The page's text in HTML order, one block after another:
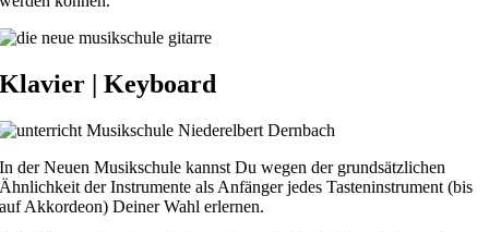
Klavier | Keyboard
In der Neuen Musikschule kannst Du wegen der grundsätzlichen
Ähnlichkeit der Instrumente als Anfänger jedes Tasteninstrument (bis
auf Akkordeon) Deiner Wahl erlernen.